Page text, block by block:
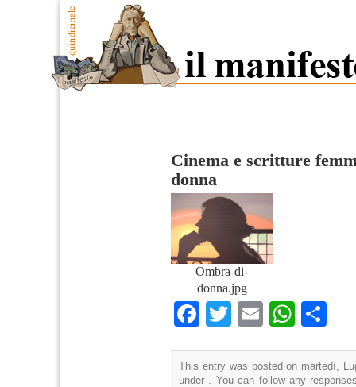
Cinema e scritture
donna
Ombra-di-
donna.jpg
Facebook
TwitterEmail
This entry was posted on martedì,
under . You can follow any